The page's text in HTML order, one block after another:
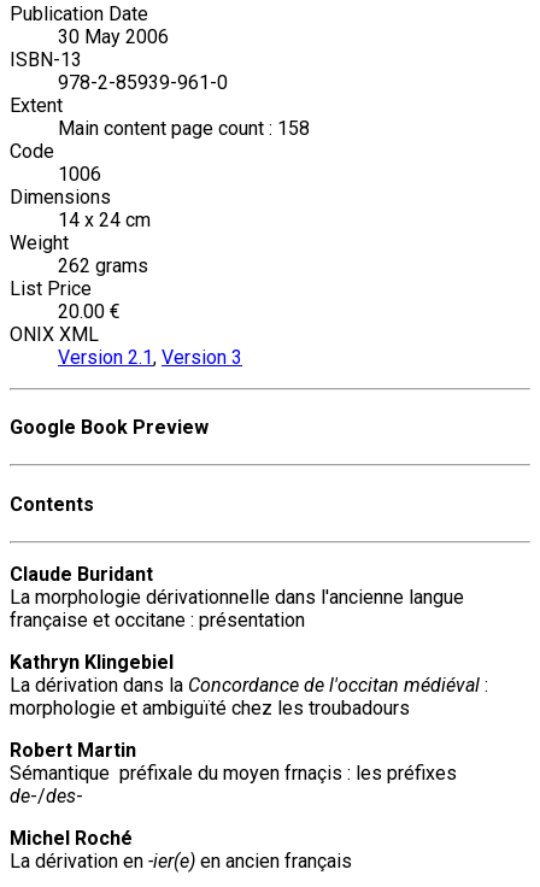
Publication Date
30 May 2006
ISBN-13
978-2-85939-961-0
Extent
Main content page count : 158
Code
1006
Dimensions
14 x 24 cm
Weight
262 grams
List Price
20.00 €
ONIX XML
Version 2.1, Version 3
Google Book Preview
Contents
Claude Buridant
La morphologie dérivationnelle dans l'ancienne langue
française et occitane : présentation
Kathryn Klingebiel
La dérivation dans la Concordance de l'occitan médiéval :
morphologie et ambiguïté chez les troubadours
Robert Martin
Sémantique préfixale du moyen frnaçis : les préfixes
de-/des-
Michel Roché
La dérivation en -ier(e) en ancien français